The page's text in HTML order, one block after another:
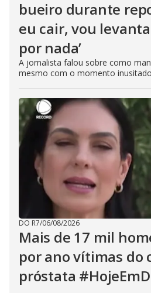
bueiro durante
eu cair, vou
por nada’
A jornalista falou sobre como
mesmo com o momento
DO R7/06/08/2026
Mais de 17 mil
por ano vítimas do
próstata